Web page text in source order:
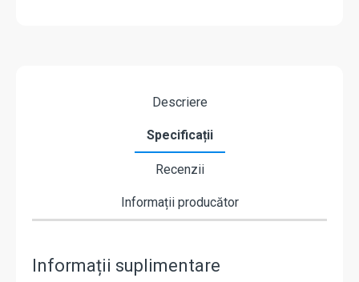
Descriere
Specificații
Recenzii
Informații producător
Informații suplimentare